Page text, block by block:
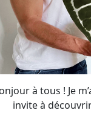
à tous ! Je
invite à